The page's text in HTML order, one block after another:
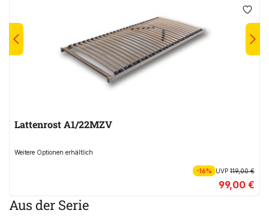
Lattenrost A1/22MZV
Weitere Optionen erhältlich
-16% UVP119,00 €
99,00 €
Aus der Serie